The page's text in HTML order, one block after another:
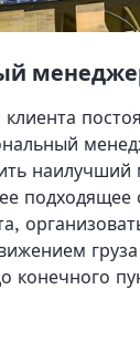
наилучший
подходящее
конечного